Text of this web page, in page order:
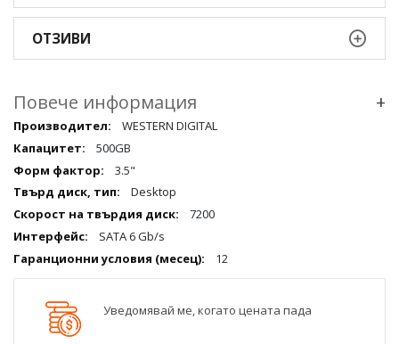
ОТЗИВИ
Повече информация +
Повече
информация
WESTERN DIGITAL
500GB
3.5"
Desktop
7200
SATA 6 Gb/s
12
Уведомявай ме, когато цената пада